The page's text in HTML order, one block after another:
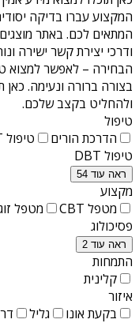
המקצוע עברו בדיקה
המתאים לכם. באתר
ודרכי יצירת קשר ישירה
הבחירה – לאפשר למצוא
בצורה ברורה ונעימה. כאן
ולהחליט בקצב שלכם.
טיפול
הדרכת הורים
טיפול ACT
טיפול DBT
ראה עוד 54
מקצוע
מטפל CBT
מטפל
פסיכולוג
ראה עוד 2
התמחות
קלינית
איזור
בקעת אונו
גליל